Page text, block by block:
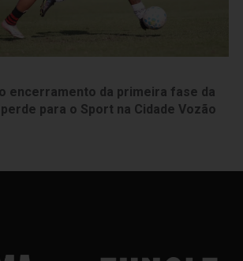
encerramento da primeira fase da
para o Sport na Cidade Vozão